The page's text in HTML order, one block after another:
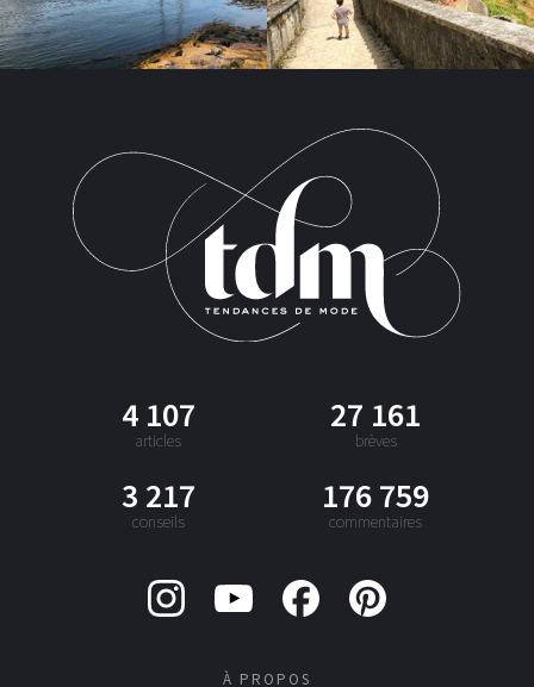
4 107
articles
27 161
brèves
3 217
conseils
176 759
commentaires
À PROPOS